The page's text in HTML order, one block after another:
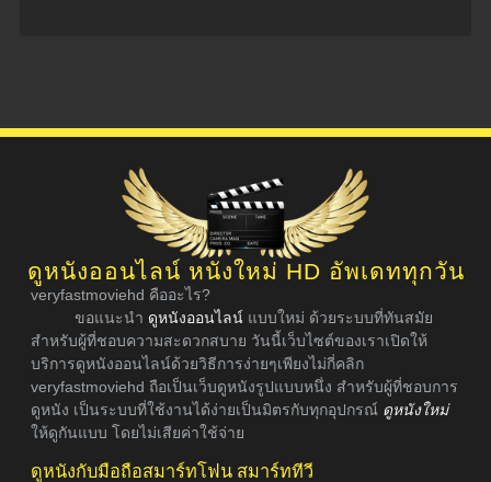
ดูหนังออนไลน์ หนังใหม่ HD อัพเดททุกวัน
veryfastmoviehd คืออะไร?
ขอแนะนำ ดูหนังออนไลน์ แบบใหม่ ด้วยระบบที่ทันสมัย
สำหรับผู้ที่ชอบความสะดวกสบาย วันนี้เว็บไซต์ของเราเปิดให้
บริการดูหนังออนไลน์ด้วยวิธีการง่ายๆเพียงไม่กี่คลิก
veryfastmoviehd ถือเป็นเว็บดูหนังรูปแบบหนึ่ง สำหรับผู้ที่ชอบการ
ดูหนัง เป็นระบบที่ใช้งานได้ง่ายเป็นมิตรกับทุกอุปกรณ์ ดูหนังใหม่
ให้ดูกันแบบ โดยไม่เสียค่าใช้จ่าย
ดูหนังกับมือถือสมาร์ทโฟน สมาร์ททีวี